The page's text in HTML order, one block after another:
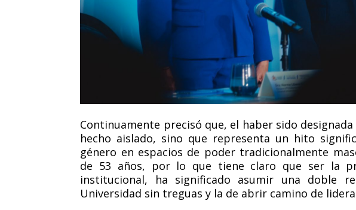
Continuamente precisó que, el haber sido
hecho aislado, sino que representa un hito
género en espacios de poder tradicionalmente
de 53 años, por lo que tiene claro que ser la
institucional, ha significado asumir una doble
Universidad sin treguas y la de abrir camino de